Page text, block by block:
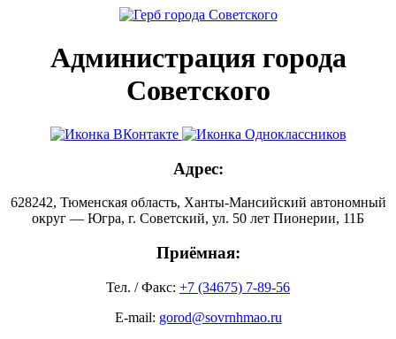
Администрация города
Советского
Адрес:
628242, Тюменская область, Ханты-Мансийский автономный
округ — Югра, г. Советский, ул. 50 лет Пионерии, 11Б
Приёмная:
Тел. / Факс: +7 (34675) 7-89-56
E-mail: gorod@sovrnhmao.ru